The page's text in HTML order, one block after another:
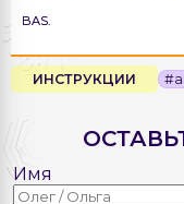
BAS.
ИНСТРУКЦИИ
Имя